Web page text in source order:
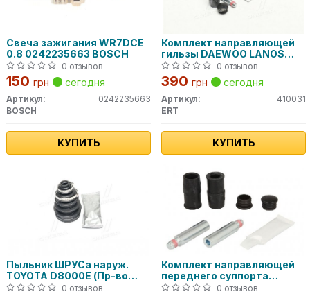
Свеча зажигания WR7DCE
0.8 0242235663 BOSCH
0 отзывов
150 грн сегодня
Артикул:
0242235663
BOSCH
КУПИТЬ
Комплект направляющей
гильзы DAEWOO LANOS
D7003C (пр-во ERT)
0 отзывов
390 грн сегодня
Артикул:
410031
ERT
КУПИТЬ
Пыльник ШРУСа наруж.
TOYOTA D8000E (Пр-во
ERT)
0 отзывов
Комплект направляющей
переднего суппорта
D7003C AUTOFREN
0 отзывов